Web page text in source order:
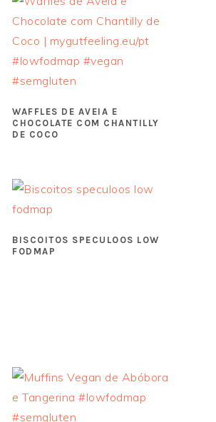
WAFFLES DE AVEIA E
CHOCOLATE COM CHANTILLY
DE COCO
BISCOITOS SPECULOOS LOW
FODMAP